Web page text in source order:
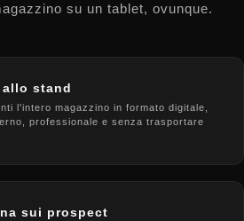
su un tablet, ovunque.
stand
l'intero magazzino in formato digitale,
professionale e senza trasportare
sui prospect